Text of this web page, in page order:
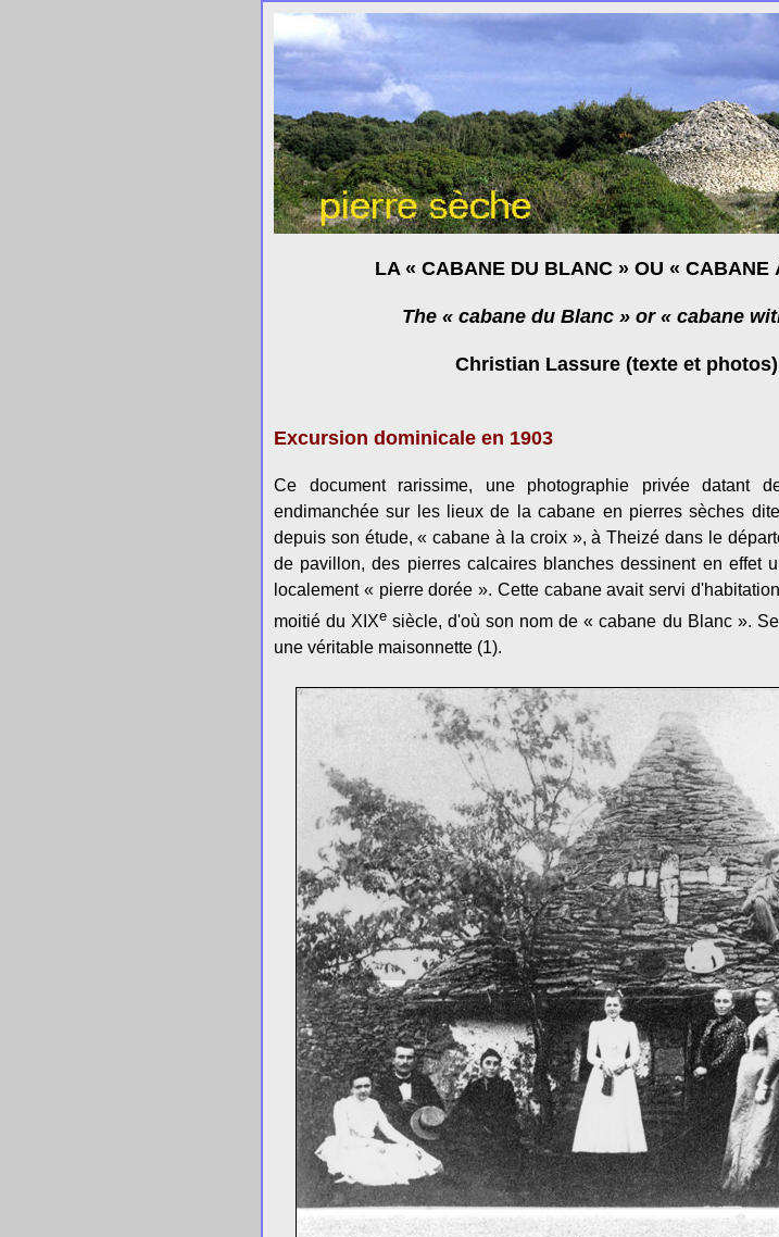
LA « CABANE DU BLANC » OU « CABANE
The « cabane du Blanc » or « cabane
Christian Lassure (texte et
Excursion dominicale en 1903
Ce document rarissime, une photographie privée datant
endimanchée sur les lieux de la cabane en pierres sèches
depuis son étude, « cabane à la croix », à Theizé dans le
de pavillon, des pierres calcaires blanches dessinent en effet
localement « pierre dorée ». Cette cabane avait servi
moitié du XIXe siècle, d'où son nom de « cabane du Blanc ».
une véritable maisonnette (1).